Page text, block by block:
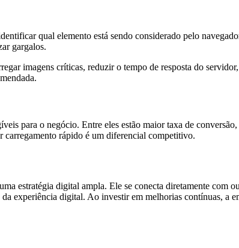
qual elemento está sendo considerado pelo
gargalos.
imagens críticas, reduzir o tempo de resposta do
para o negócio. Entre eles estão maior taxa de
carregamento rápido é um diferencial competitivo.
estratégia digital ampla. Ele se conecta diretamente com
experiência digital. Ao investir em melhorias contínuas, a